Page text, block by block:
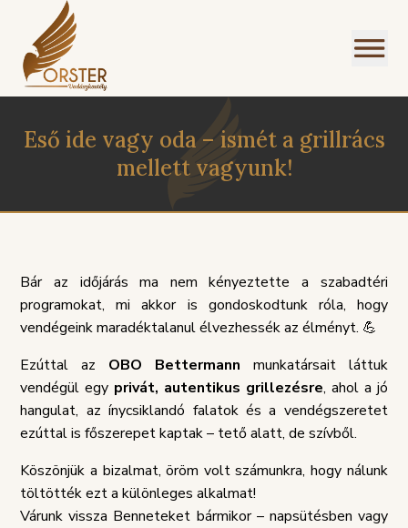
ÁLLÁSAJÁNLATOK SZOLGÁLTATÁSI
TÁJÉKOZTATÓ
HÁZIREND GDPR
Eső ide vagy oda – ismét a grillrács
mellett vagyunk!
Bár az időjárás ma nem kényeztette a szabadtéri
programokat, mi akkor is gondoskodtunk róla, hogy
vendégeink maradéktalanul élvezhessék az élményt. 💪
Ezúttal az OBO Bettermann munkatársait láttuk
vendégül egy privát, autentikus grillezésre, ahol a jó
hangulat, az ínycsiklandó falatok és a vendégszeretet
ezúttal is főszerepet kaptak – tető alatt, de szívből.
Köszönjük a bizalmat, öröm volt számunkra, hogy nálunk
töltötték ezt a különleges alkalmat!
Várunk vissza Benneteket bármikor – napsütésben vagy